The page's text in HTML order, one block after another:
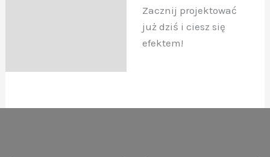
Zacznij projektować
już dziś i ciesz się
efektem!